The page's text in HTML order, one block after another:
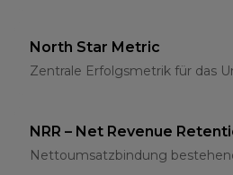
North Star Metric
Zentrale Erfolgsmetrik für das
NRR – Net Revenue
Nettoumsatzbindung